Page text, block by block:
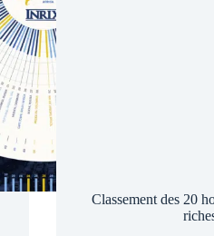
Classement des 20